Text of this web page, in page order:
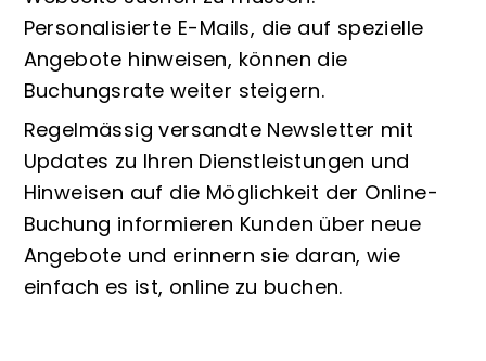
Personalisierte E-Mails, die auf spezielle
Angebote hinweisen, können die
Buchungsrate weiter steigern.
Regelmässig versandte Newsletter mit
Updates zu Ihren Dienstleistungen und
Hinweisen auf die Möglichkeit der Online-
Buchung informieren Kunden über neue
Angebote und erinnern sie daran, wie
einfach es ist, online zu buchen.